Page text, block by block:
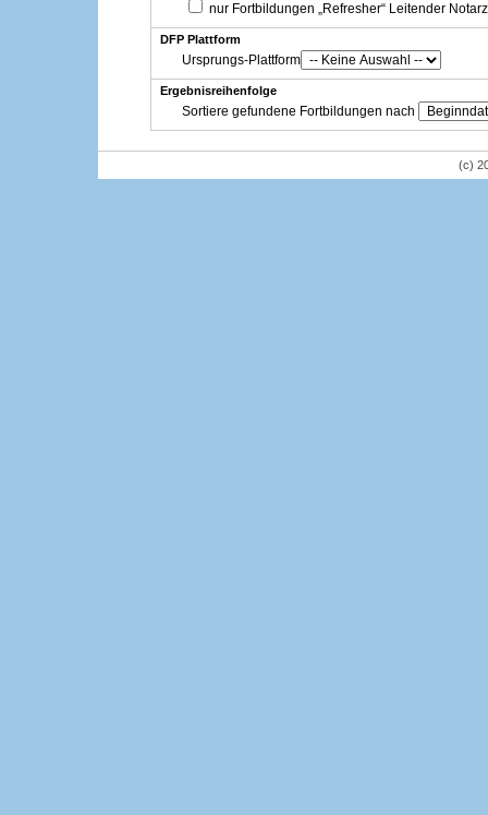
nur Fortbildungen „Refresher“ Leitender
DFP Plattform
Ursprungs-Plattform
Ergebnisreihenfolge
Sortiere gefundene Fortbildungen nach
(c)